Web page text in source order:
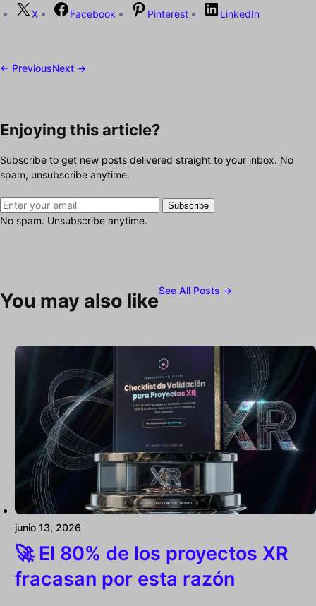
X Facebook Pinterest LinkedIn
← PreviousNext →
Enjoying this article?
Subscribe to get new posts delivered straight to your inbox. No
spam, unsubscribe anytime.
Subscribe
No spam. Unsubscribe anytime.
You may also likeSee All Posts →
junio 13, 2026
🚀 El 80% de los proyectos XR
fracasan por esta razón